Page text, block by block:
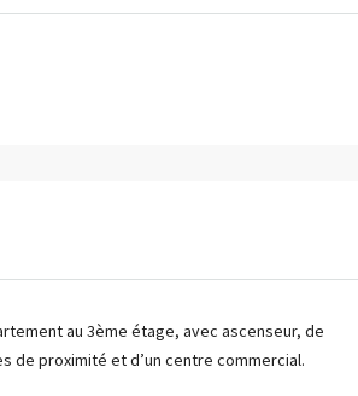
au 3ème étage, avec ascenseur, de
de proximité et d’un centre commercial.